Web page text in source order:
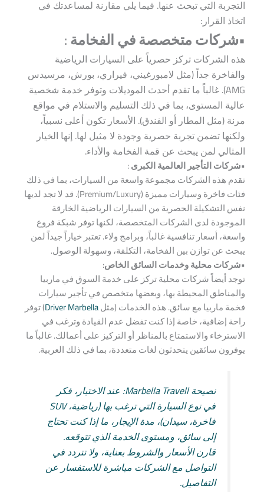
التجربة التي تبحث عنها. فيما يلي مقارنة لمساعدتك في
اتخاذ القرار:
•شركات متخصصة في الفخامة:
هذه الشركات تركز حصرياً على السيارات الرياضية
والفاخرة جداً (مثل لامبورغيني، فيراري، بورش، مرسيدس
AMG). غالباً ما تقدم أحدث الموديلات وتوفر خدمة شخصية
عالية المستوى، بما في ذلك التسليم والاستلام في مواقع
مرنة (مثل المطار أو الفندق). الأسعار تكون أعلى نسبياً،
ولكنها تضمن تجربة حصرية وجودة لا مثيل لها. إنها الخيار
المثالي لمن يبحث عن قمة الفخامة والأداء.
•شركات التأجير العالمية الكبرى:
تقدم هذه الشركات مجموعة واسعة من السيارات، بما في ذلك
فئات فاخرة وسيارات مميزة (Premium/Luxury). قد لا تجد لديها
نفس التشكيلة الحصرية من السيارات الرياضية الخارقة
الموجودة لدى الشركات المتخصصة، لكنها توفر شبكة فروع
واسعة، أسعار تنافسية غالباً، وبرامج ولاء. تعتبر خياراً جيداً لمن
يبحث عن توازن بين الفخامة، التكلفة، وسهولة الوصول.
•شركات محلية وخدمات السائق الخاص:
توجد أيضاً شركات محلية تركز على خدمة السوق في ماربيا
والمناطق المحيطة بها، وبعضها متخصص في تأجير سيارات
فخمة ماربيا مع سائق. هذه الخدمات (مثلDriver Marbella
) توفر
راحة إضافية، خاصة إذا كنت تفضل عدم القيادة وترغب في
الاسترخاء والاستمتاع بالمناظر أو التركيز على أعمالك. غالباً ما
يوفرون سائقين يتحدثون لغات متعددة، بما في ذلك العربية.
نصيحة Marbella Travell: عند الاختيار، فكر
في نوع السيارة التي ترغب بها (رياضية، SUV
فاخرة، سيدان)، مدة الإيجار، ما إذا كنت تحتاج
إلى سائق، ومستوى الخدمة الذي تتوقعه.
قارن الأسعار والشروط بعناية، ولا تتردد في
التواصل مع الشركات مباشرة للاستفسار عن
التفاصيل.